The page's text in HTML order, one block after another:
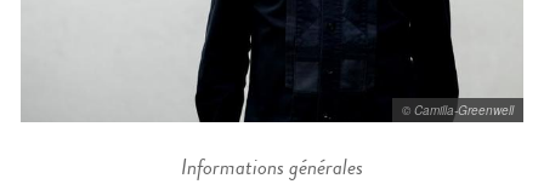
© Camilla-Greenwell
Informations générales